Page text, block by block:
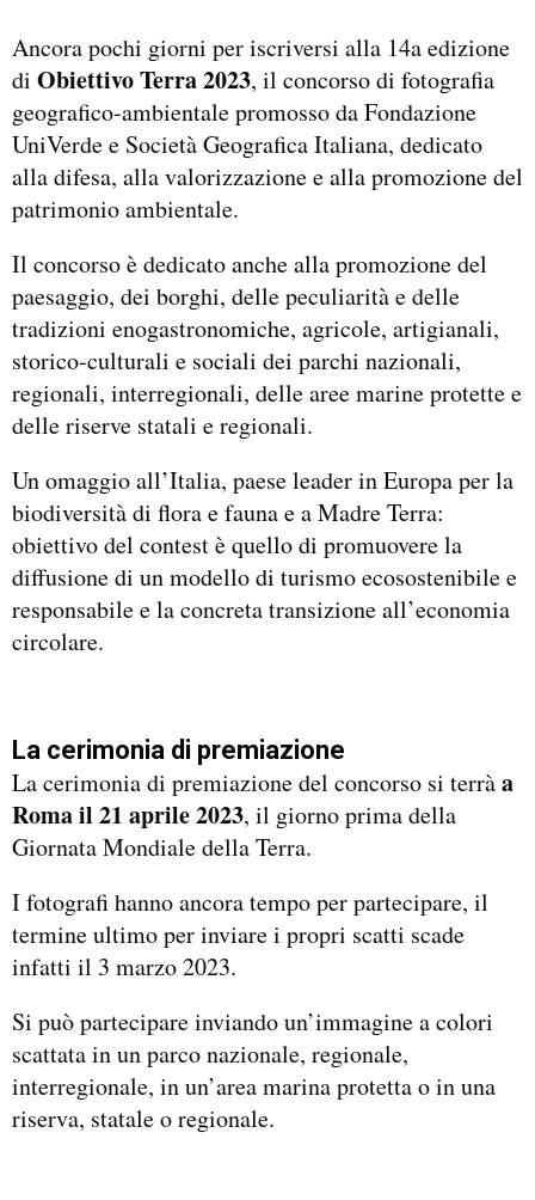
Ancora pochi giorni per iscriversi alla 14a edizione
di Obiettivo Terra 2023, il concorso di fotografia
geografico-ambientale promosso da Fondazione
UniVerde e Società Geografica Italiana, dedicato
alla difesa, alla valorizzazione e alla promozione del
patrimonio ambientale.
Il concorso è dedicato anche alla promozione del
paesaggio, dei borghi, delle peculiarità e delle
tradizioni enogastronomiche, agricole, artigianali,
storico-culturali e sociali dei parchi nazionali,
regionali, interregionali, delle aree marine protette e
delle riserve statali e regionali.
Un omaggio all’Italia, paese leader in Europa per la
biodiversità di flora e fauna e a Madre Terra:
obiettivo del contest è quello di promuovere la
diffusione di un modello di turismo ecosostenibile e
responsabile e la concreta transizione all’economia
circolare.
La cerimonia di premiazione
La cerimonia di premiazione del concorso si terràa
Roma il 21 aprile 2023, il giorno prima della
Giornata Mondiale della Terra.
I fotografi hanno ancora tempo per partecipare, il
termine ultimo per inviare i propri scatti scade
infatti il 3 marzo 2023.
Si può partecipare inviando un’immagine a colori
scattata in un parco nazionale, regionale,
interregionale, in un’area marina protetta o in una
riserva, statale o regionale.